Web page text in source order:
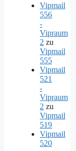
Vipmail
556
-
Vipraum
2 zu
Vipmail
555
Vipmail
521
-
Vipraum
2 zu
Vipmail
519
Vipmail
520